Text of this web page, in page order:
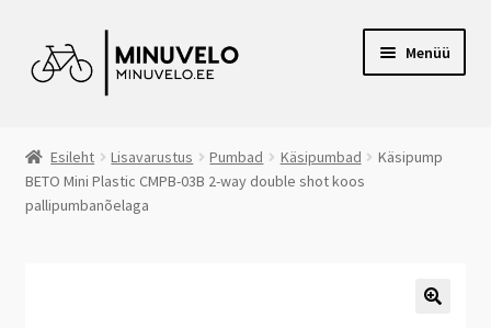
Liigu
navigeerimisele
Liigu
sisu
Menüü
E-POOD
Esileht Lisavarustus Pumbad Käsipumbad
Käsipump
BETO Mini Plastic CMPB-03B 2-way double shot koos
pallipumbanõelaga